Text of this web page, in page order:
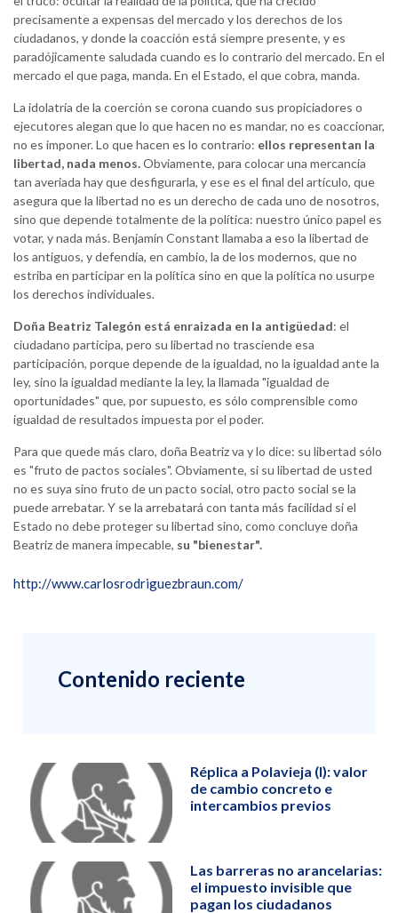
precisamente a expensas del mercado y los derechos de los
ciudadanos, y donde la coacción está siempre presente, y es
paradójicamente saludada cuando es lo contrario del mercado. En el
mercado el que paga, manda. En el Estado, el que cobra, manda.
La idolatría de la coerción se corona cuando sus propiciadores o
ejecutores alegan que lo que hacen no es mandar, no es coaccionar,
no es imponer. Lo que hacen es lo contrario: ellos representan la
libertad, nada menos.Obviamente, para colocar una mercancía
tan averiada hay que desfigurarla, y ese es el final del artículo, que
asegura que la libertad no es un derecho de cada uno de nosotros,
sino que depende totalmente de la política: nuestro único papel es
votar, y nada más. Benjamín Constant llamaba a eso la libertad de
los antiguos, y defendía, en cambio, la de los modernos, que no
estriba en participar en la política sino en que la política no usurpe
los derechos individuales.
Doña Beatriz Talegón está enraizada en la antigüedad: el
ciudadano participa, pero su libertad no trasciende esa
participación, porque depende de la igualdad, no la igualdad ante la
ley, sino la igualdad mediante la ley, la llamada "igualdad de
oportunidades" que, por supuesto, es sólo comprensible como
igualdad de resultados impuesta por el poder.
Para que quede más claro, doña Beatriz va y lo dice: su libertad sólo
es "fruto de pactos sociales". Obviamente, si su libertad de usted
no es suya sino fruto de un pacto social, otro pacto social se la
puede arrebatar. Y se la arrebatará con tanta más facilidad si el
Estado no debe proteger su libertad sino, como concluye doña
Beatriz de manera impecable, su "bienestar".
http://www.carlosrodriguezbraun.com/
Contenido reciente
Réplica a Polavieja (I): valor
de cambio concreto e
intercambios previos
Las barreras no arancelarias:
el impuesto invisible que
pagan los ciudadanos